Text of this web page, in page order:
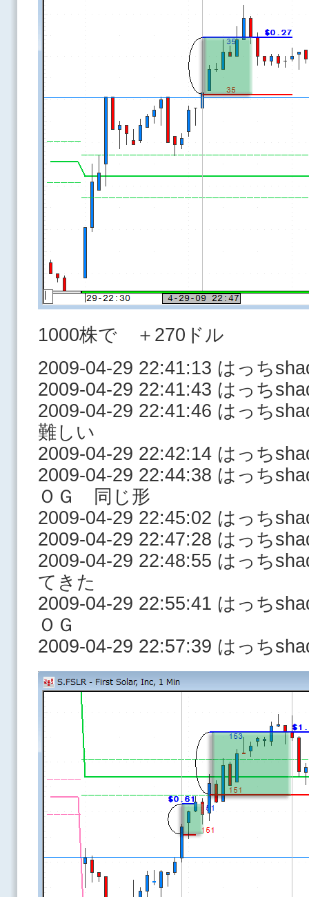
1000株で ＋270ドル
2009-04-29 22:41:13 はっち
2009-04-29 22:41:43 はっち
2009-04-29 22:41:46 はっち
難しい
2009-04-29 22:42:14 はっち
2009-04-29 22:44:38 はっち
ＯＧ 同じ形
2009-04-29 22:45:02 はっち
2009-04-29 22:47:28 はっち
2009-04-29 22:48:55 はっち
てきた
2009-04-29 22:55:41 はっち
ＯＧ
2009-04-29 22:57:39 はっち